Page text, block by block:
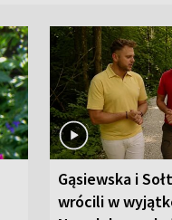
Gąsiewska i
wrócili w